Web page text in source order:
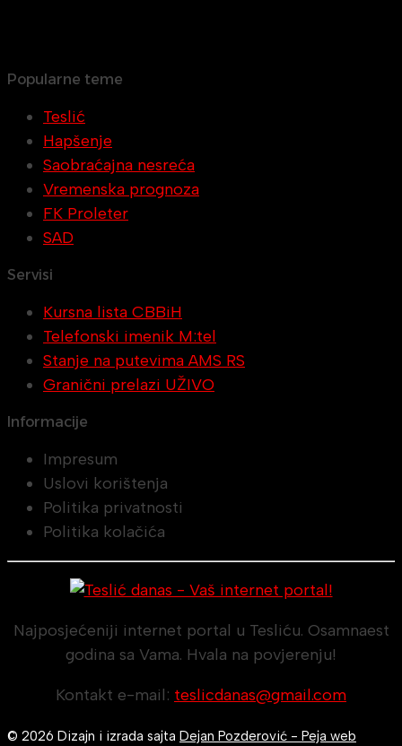
Popularne teme
Teslić
Hapšenje
Saobraćajna nesreća
Vremenska prognoza
FK Proleter
SAD
Servisi
Kursna lista CBBiH
Telefonski imenik M:tel
Stanje na putevima AMS RS
Granični prelazi UŽIVO
Informacije
Impresum
Uslovi korištenja
Politika privatnosti
Politika kolačića
Najposjećeniji internet portal u Tesliću. Osamnaest
godina sa Vama. Hvala na povjerenju!
Kontakt e-mail: teslicdanas@gmail.com
© 2026 Dizajn i izrada sajta Dejan Pozderović - Peja web